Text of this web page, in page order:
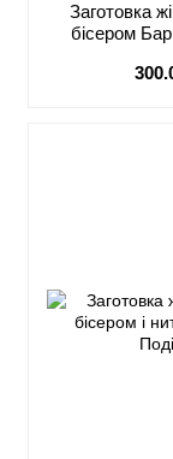
Заготовка
бісером